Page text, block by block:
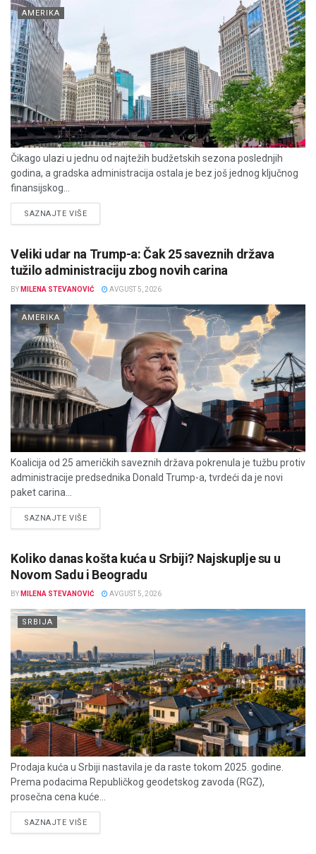
AMERIKA
Čikago ulazi u jednu od najtežih budžetskih sezona poslednjih
godina, a gradska administracija ostala je bez još jednog ključnog
finansijskog...
SAZNAJTE VIŠEDETAILS
Veliki udar na Trump-a: Čak 25 saveznih država
tužilo administraciju zbog novih carina
BY MILENA STEVANOVIĆ AVGUST 5, 2026
AMERIKA
Koalicija od 25 američkih saveznih država pokrenula je tužbu protiv
administracije predsednika Donald Trump-a, tvrdeći da je novi
paket carina...
SAZNAJTE VIŠEDETAILS
Koliko danas košta kuća u Srbiji? Najskuplje su u
Novom Sadu i Beogradu
BY MILENA STEVANOVIĆ AVGUST 5, 2026
SRBIJA
Prodaja kuća u Srbiji nastavila je da raste tokom 2025. godine.
Prema podacima Republičkog geodetskog zavoda (RGZ),
prosečna cena kuće...
SAZNAJTE VIŠEDETAILS